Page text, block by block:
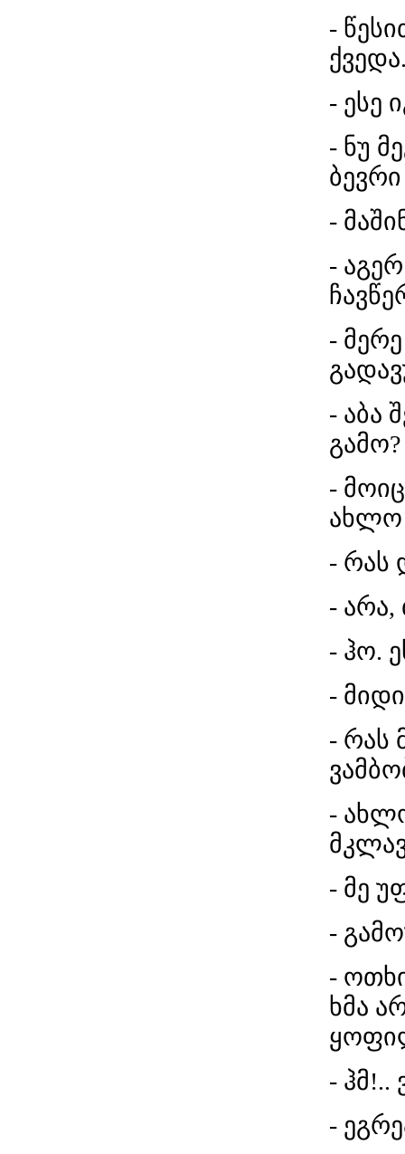
-
- ესე
- ნუ
-
-
-
- აბა
გამო?
-
ახლო
- რას
- არა,
- ჰო.
-
- რას
-
- მე
-
-
ხმა
- ჰმ!..
-